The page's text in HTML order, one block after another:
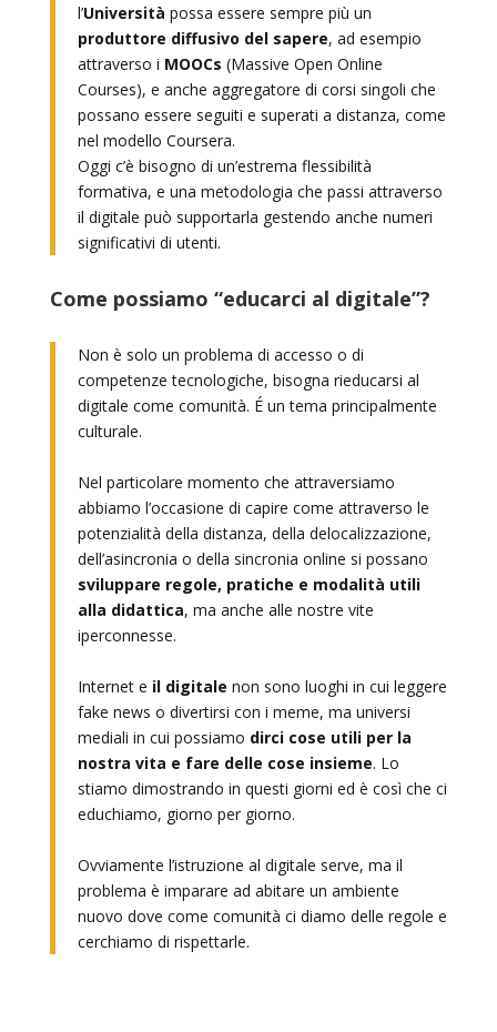
l’Università possa essere sempre più un
produttore diffusivo del sapere, ad esempio
attraverso i MOOCs (Massive Open Online
Courses), e anche aggregatore di corsi singoli che
possano essere seguiti e superati a distanza, come
nel modello Coursera.
Oggi c’è bisogno di un’estrema flessibilità
formativa, e una metodologia che passi attraverso
il digitale può supportarla gestendo anche numeri
significativi di utenti.
Come possiamo “educarci al digitale”?
Non è solo un problema di accesso o di
competenze tecnologiche, bisogna rieducarsi al
digitale come comunità. É un tema principalmente
culturale.
Nel particolare momento che attraversiamo
abbiamo l’occasione di capire come attraverso le
potenzialità della distanza, della delocalizzazione,
dell’asincronia o della sincronia online si possano
sviluppare regole, pratiche e modalità utili
alla didattica, ma anche alle nostre vite
iperconnesse.
Internet e il digitale non sono luoghi in cui leggere
fake news o divertirsi con i meme, ma universi
mediali in cui possiamo dirci cose utili per la
nostra vita e fare delle cose insieme. Lo
stiamo dimostrando in questi giorni ed è così che ci
educhiamo, giorno per giorno.
Ovviamente l’istruzione al digitale serve, ma il
problema è imparare ad abitare un ambiente
nuovo dove come comunità ci diamo delle regole e
cerchiamo di rispettarle.